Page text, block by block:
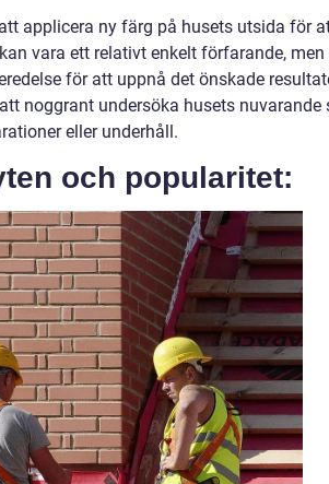
applicera ny färg på husets utsida för
vara ett relativt enkelt förfarande, men
för att uppnå det önskade
noggrant undersöka husets nuvarande
eller underhåll.
och popularitet: